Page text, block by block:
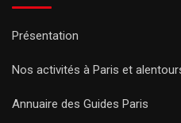
Présentation
Nos activités à Paris et
Annuaire des Guides Paris